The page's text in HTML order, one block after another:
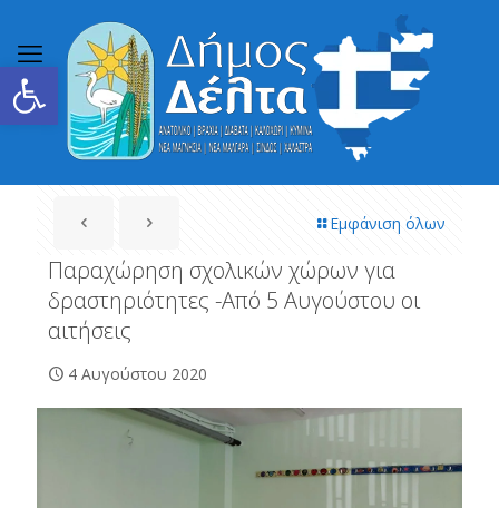
Ανοίξτε τη γραμμή εργαλείων
Εμφάνιση όλων
Παραχώρηση σχολικών χώρων για
δραστηριότητες -Από 5 Αυγούστου οι
αιτήσεις
4 Αυγούστου 2020